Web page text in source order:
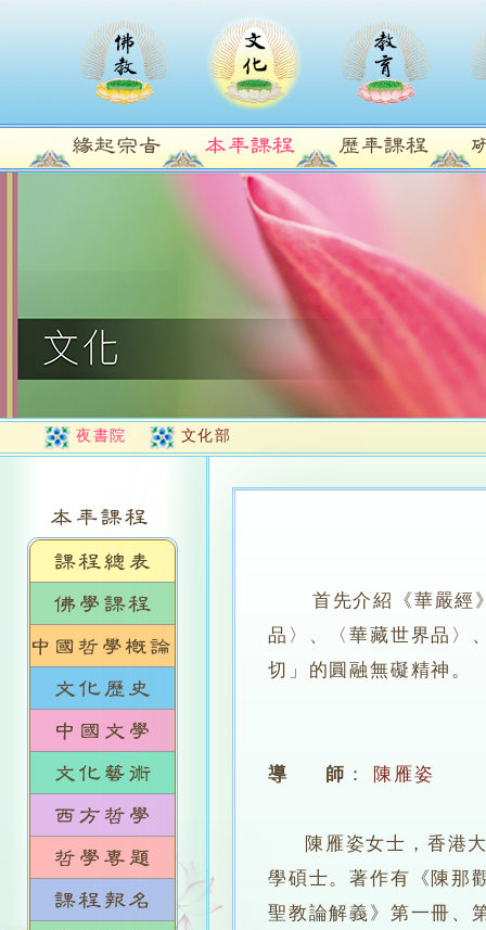
夜書院 文化部
首先介紹《華嚴經》
品〉、〈華藏世界品〉
切」的圓融無礙精神。
導 師 ： 陳雁姿
陳雁姿女士，香港大
學碩士。著作有《陳那
聖教論解義》第一冊、